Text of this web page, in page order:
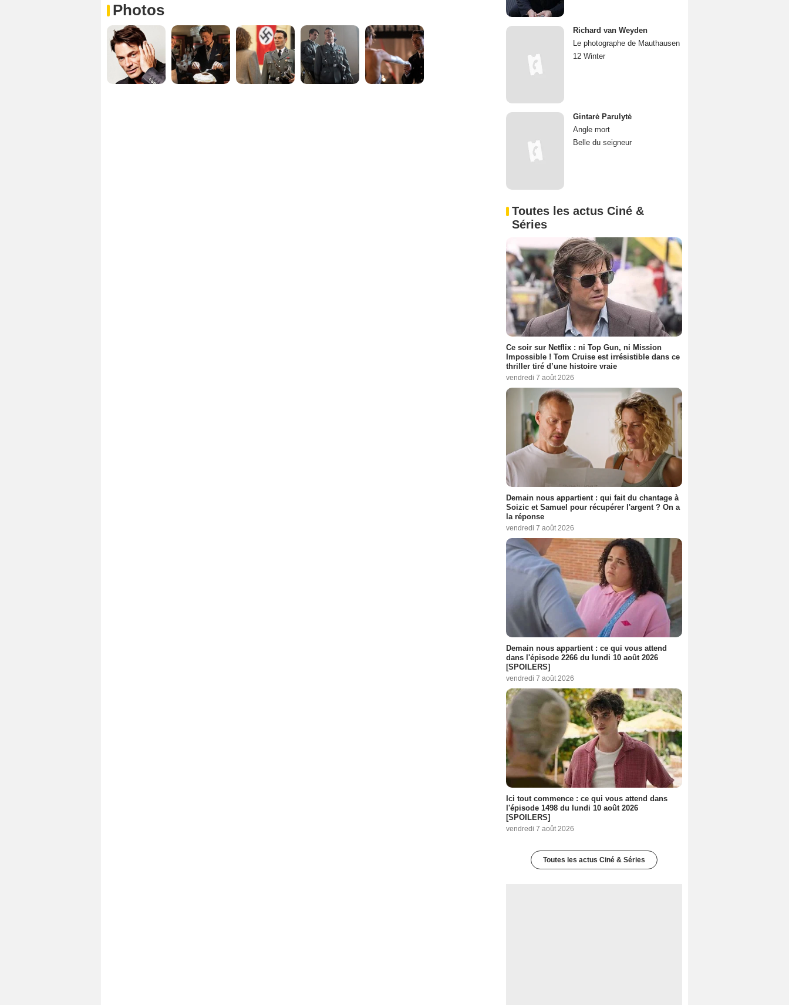
Photos
Richard van Weyden
Le photographe de Mauthausen
12 Winter
Gintarė Parulytė
Angle mort
Belle du seigneur
Toutes les actus Ciné &
Séries
Ce soir sur Netflix : ni Top Gun, ni Mission
Impossible ! Tom Cruise est irrésistible dans ce
thriller tiré d’une histoire vraie
vendredi 7 août 2026
Demain nous appartient : qui fait du chantage à
Soizic et Samuel pour récupérer l'argent ? On a
la réponse
vendredi 7 août 2026
Demain nous appartient : ce qui vous attend
dans l'épisode 2266 du lundi 10 août 2026
[SPOILERS]
vendredi 7 août 2026
Ici tout commence : ce qui vous attend dans
l'épisode 1498 du lundi 10 août 2026
[SPOILERS]
vendredi 7 août 2026
Toutes les actus Ciné & Séries